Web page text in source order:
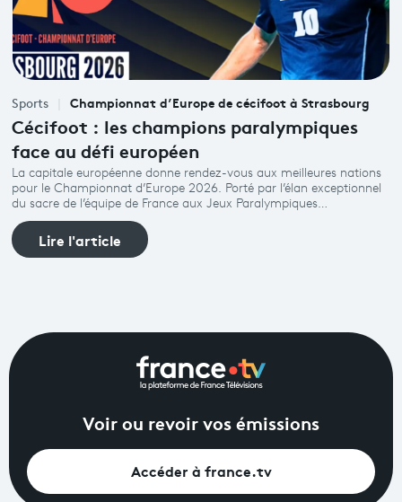
Sports Championnat d’Europe de cécifoot à Strasbourg
Cécifoot : les champions paralympiques
face au défi européen
La capitale européenne donne rendez-vous aux meilleures nations
pour le Championnat d’Europe 2026. Porté par l’élan exceptionnel
du sacre de l’équipe de France aux Jeux Paralympiques…
Lire l'article
Voir ou revoir vos émissions
Accéder à france.tv